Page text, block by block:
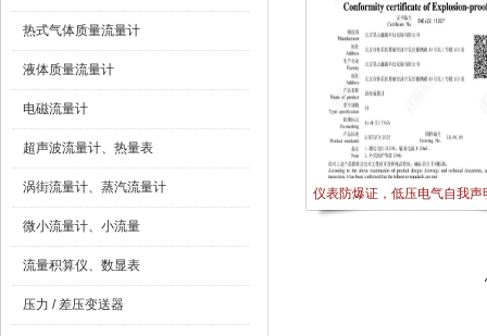
热式气体质量流量计
液体质量流量计
电磁流量计
超声波流量计、热量表
涡街流量计、蒸汽流量计
微小流量计、小流量
流量积算仪、数显表
压力 / 差压变送器
仪表防爆证，低压电气自我声